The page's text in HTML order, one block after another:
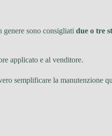
genere sono consigliati due o tre
applicato e al venditore.
semplificare la manutenzione